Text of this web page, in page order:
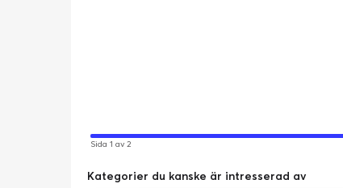
Sida 1 av 2
Kategorier du kanske är intresserad av